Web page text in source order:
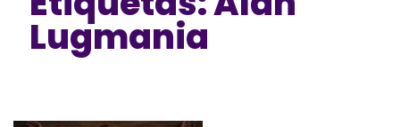
Lugmania